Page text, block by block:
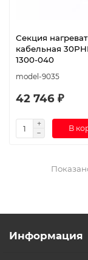
Секция
кабельная
1300-040
model-9035
42 746 ₽
В
Информация